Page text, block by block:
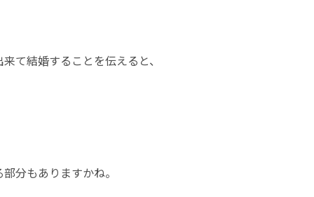
て結婚することを伝えると、
分もありますかね。